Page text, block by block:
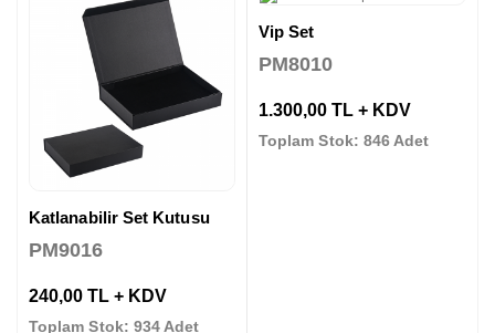
Katlanabilir Set Kutusu
PM9016
240,00 TL + KDV
Toplam Stok: 934 Adet
Vip Set
PM8010
1.300,00 TL + KDV
Toplam Stok: 846 Adet